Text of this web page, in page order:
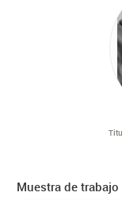
Muestra de trabajo